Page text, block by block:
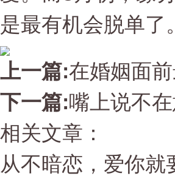
是最有机会脱单了。
上一篇:在婚姻面
下一篇:嘴上说不
相关文章：
从不暗恋，爱你